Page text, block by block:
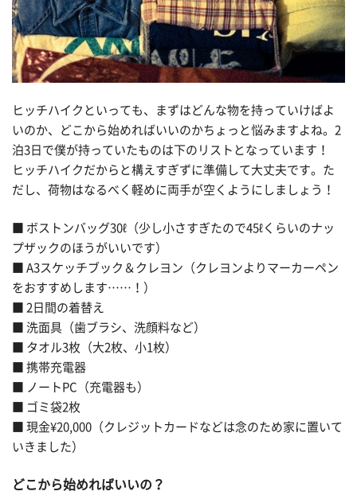
ヒッチハイクといっても、まずはどんな物を持っていけばよ
いのか、どこから始めればいいのかちょっと悩みますよね。2
泊3日で僕が持っていたものは下のリストとなっています！
ヒッチハイクだからと構えすぎずに準備して大丈夫です。た
だし、荷物はなるべく軽めに両手が空くようにしましょう！
■ ボストンバッグ30ℓ（少し小さすぎたので45ℓくらいのナッ
プザックのほうがいいです）
■ A3スケッチブック＆クレヨン（クレヨンよりマーカーペン
をおすすめします……！）
■ 2日間の着替え
■ 洗面具（歯ブラシ、洗顔料など）
■ タオル3枚（大2枚、小1枚）
■ 携帯充電器
■ ノートPC（充電器も）
■ ゴミ袋2枚
■ 現金¥20,000（クレジットカードなどは念のため家に置いて
いきました）
どこから始めればいいの？